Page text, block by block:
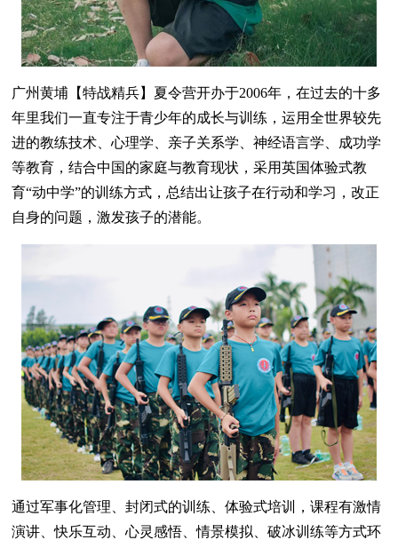
广州黄埔【特战精兵】夏令营开办于2006年，在过去的十多
年里我们一直专注于青少年的成长与训练，运用全世界较先
进的教练技术、心理学、亲子关系学、神经语言学、成功学
等教育，结合中国的家庭与教育现状，采用英国体验式教
育“动中学”的训练方式，总结出让孩子在行动和学习，改正
自身的问题，激发孩子的潜能。
通过军事化管理、封闭式的训练、体验式培训，课程有激情
演讲、快乐互动、心灵感悟、情景模拟、破冰训练等方式环